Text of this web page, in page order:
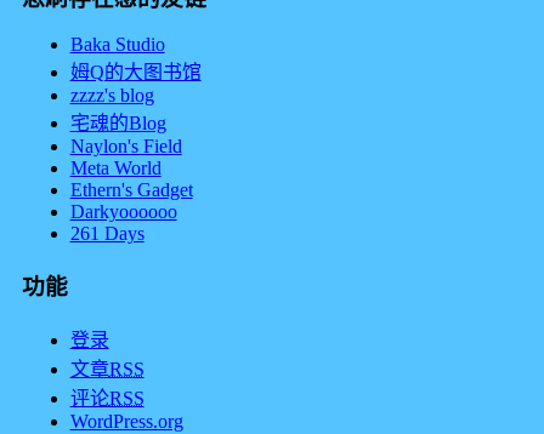
Baka Studio
姆Q的大图书馆
zzzz's blog
宅魂的Blog
Naylon's Field
Meta World
Ethern's Gadget
Darkyoooooo
261 Days
功能
登录
文章RSS
评论RSS
WordPress.org